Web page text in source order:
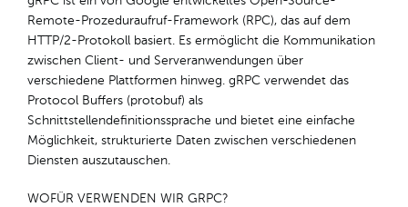
Remote-Prozeduraufruf-Framework (RPC), das auf dem
HTTP/2-Protokoll basiert. Es ermöglicht die Kommunikation
zwischen Client- und Serveranwendungen über
verschiedene Plattformen hinweg. gRPC verwendet das
Protocol Buffers (protobuf) als
Schnittstellendefinitionssprache und bietet eine einfache
Möglichkeit, strukturierte Daten zwischen verschiedenen
Diensten auszutauschen.
WOFÜR VERWENDEN WIR GRPC?